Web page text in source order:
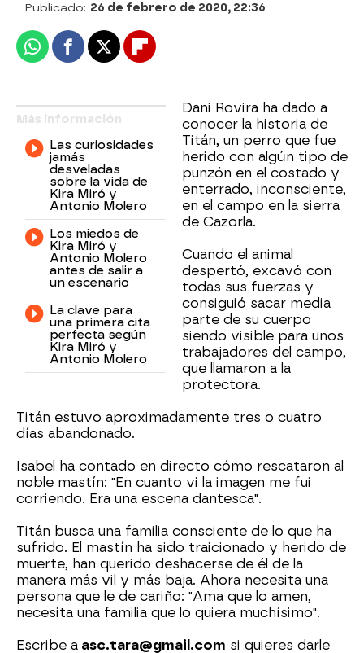
Publicado: 26 de febrero de 2020, 22:36
WhatsappFacebook
X Flipboard
Más información
Las curiosidades
jamás
desveladas
sobre la vida de
Kira Miró y
Antonio Molero
Los miedos de
Kira Miró y
Antonio Molero
antes de salir a
un escenario
La clave para
una primera cita
perfecta según
Kira Miró y
Antonio Molero
Dani Rovira ha dado a
conocer la historia de
Titán, un perro que fue
herido con algún tipo de
punzón en el costado y
enterrado, inconsciente,
en el campo en la sierra
de Cazorla.
Cuando el animal
despertó, excavó con
todas sus fuerzas y
consiguió sacar media
parte de su cuerpo
siendo visible para unos
trabajadores del campo,
que llamaron a la
protectora.
Titán estuvo aproximadamente tres o cuatro
días abandonado.
Isabel ha contado en directo cómo rescataron al
noble mastín: "En cuanto vi la imagen me fui
corriendo. Era una escena dantesca".
Titán busca una familia consciente de lo que ha
sufrido. El mastín ha sido traicionado y herido de
muerte, han querido deshacerse de él de la
manera más vil y más baja. Ahora necesita una
persona que le de cariño: "Ama que lo amen,
necesita una familia que lo quiera muchísimo".
Escribe a asc.tara@gmail.com si quieres darle